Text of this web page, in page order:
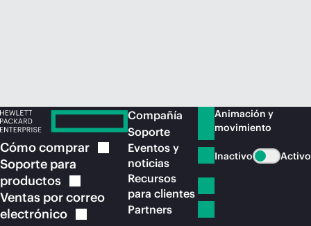
Cómocomprar
Soporte para
productos
Ventas por correo
electrónico
Compañía
Soporte
Eventos y
noticias
Recursos
para clientes
Partners
Animación y
movimiento
Inactivo Activo